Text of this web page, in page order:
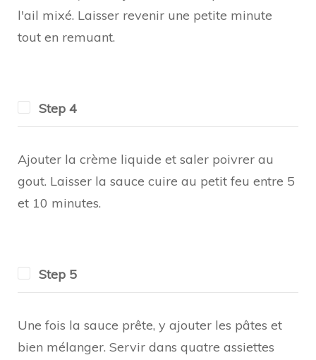
l'ail mixé. Laisser revenir une petite minute
tout en remuant.
Step 4
Ajouter la crème liquide et saler poivrer au
gout. Laisser la sauce cuire au petit feu entre 5
et 10 minutes.
Step 5
Une fois la sauce prête, y ajouter les pâtes et
bien mélanger. Servir dans quatre assiettes